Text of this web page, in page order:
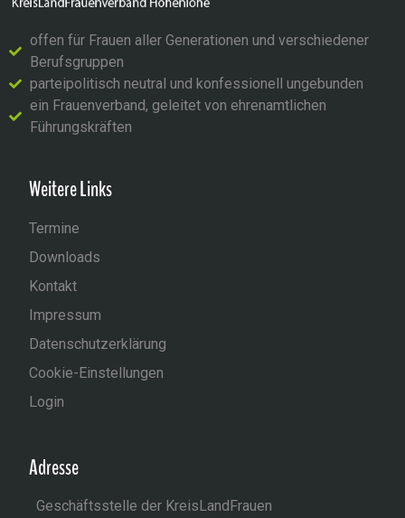
offen für Frauen aller Generationen und verschiedener
Berufsgruppen
parteipolitisch neutral und konfessionell ungebunden
ein Frauenverband, geleitet von ehrenamtlichen
Führungskräften
Weitere Links
Termine
Downloads
Kontakt
Impressum
Datenschutzerklärung
Cookie-Einstellungen
Login
Adresse
Geschäftsstelle der KreisLandFrauen